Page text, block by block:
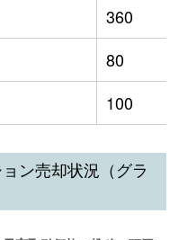
360
80
100
ン売却状況（グラ